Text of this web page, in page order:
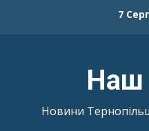
7
Новини